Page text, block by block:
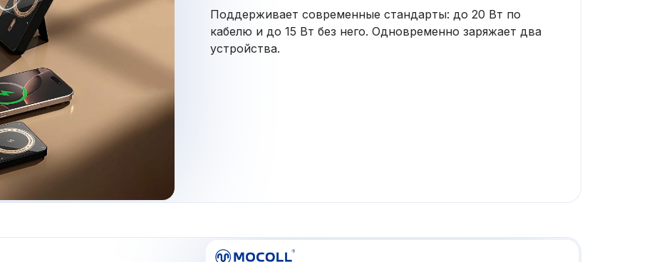
Поддерживает современные стандарты: до 20 Вт по
кабелю и до 15 Вт без него. Одновременно заряжает два
устройства.